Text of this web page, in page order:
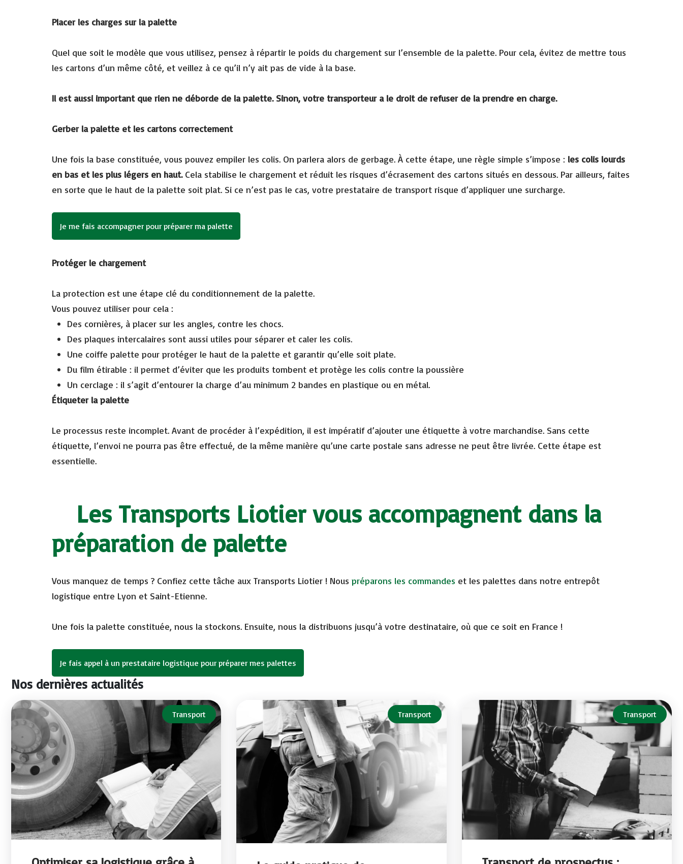
Placer les charges sur la palette
Quel que soit le modèle que vous utilisez, pensez à répartir le poids du chargement sur l’ensemble de la palette. Pour cela, évitez de mettre tous
les cartons d’un même côté, et veillez à ce qu’il n’y ait pas de vide à la base.
Il est aussi important que rien ne déborde de la palette. Sinon, votre transporteur a le droit de refuser de la prendre en charge.
Gerber la palette et les cartons correctement
Une fois la base constituée, vous pouvez empiler les colis. On parlera alors de gerbage. À cette étape, une règle simple s’impose : les colis lourds
en bas et les plus légers en haut. Cela stabilise le chargement et réduit les risques d’écrasement des cartons situés en dessous. Par ailleurs, faites
en sorte que le haut de la palette soit plat. Si ce n’est pas le cas, votre prestataire de transport risque d’appliquer une surcharge.
Je me fais accompagner pour préparer ma palette
Protéger le chargement
La protection est une étape clé du conditionnement de la palette.
Vous pouvez utiliser pour cela :
Des cornières, à placer sur les angles, contre les chocs.
Des plaques intercalaires sont aussi utiles pour séparer et caler les colis.
Une coiffe palette pour protéger le haut de la palette et garantir qu’elle soit plate.
Du film étirable : il permet d’éviter que les produits tombent et protège les colis contre la poussière
Un cerclage : il s’agit d’entourer la charge d’au minimum 2 bandes en plastique ou en métal.
Étiqueter la palette
Le processus reste incomplet. Avant de procéder à l’expédition, il est impératif d’ajouter une étiquette à votre marchandise. Sans cette
étiquette, l’envoi ne pourra pas être effectué, de la même manière qu’une carte postale sans adresse ne peut être livrée. Cette étape est
essentielle.
Les Transports Liotier vous accompagnent dans la
préparation de palette
Vous manquez de temps ? Confiez cette tâche aux Transports Liotier ! Nous préparons les commandes et les palettes dans notre entrepôt
logistique entre Lyon et Saint-Etienne.
Une fois la palette constituée, nous la stockons. Ensuite, nous la distribuons jusqu’à votre destinataire, où que ce soit en France !
Je fais appel à un prestataire logistique pour préparer mes palettes
Nos dernières actualités
Transport Transport Transport